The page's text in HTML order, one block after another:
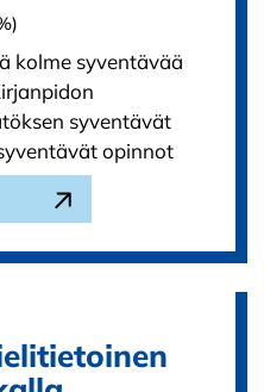
kolme syventävää
syventävät
opinnot